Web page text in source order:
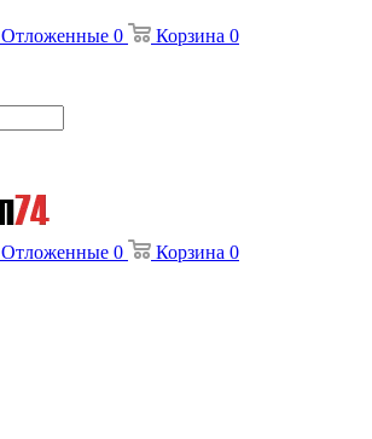
Отложенные 0 Корзина 0
Отложенные 0 Корзина 0